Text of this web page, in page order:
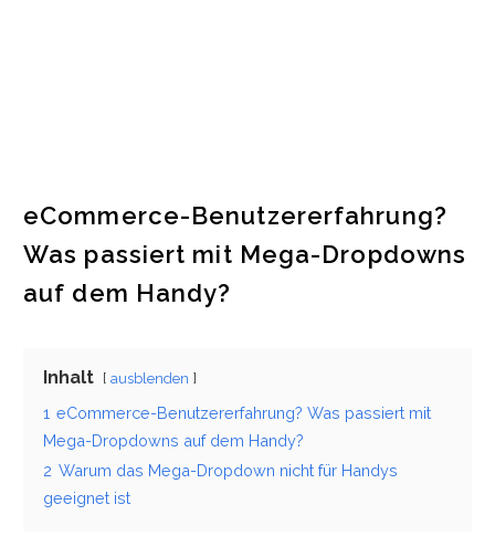
eCommerce-Benutzererfahrung?
Was passiert mit Mega-Dropdowns
auf dem Handy?
Inhalt ausblenden
1 eCommerce-Benutzererfahrung? Was passiert mit
Mega-Dropdowns auf dem Handy?
2 Warum das Mega-Dropdown nicht für Handys
geeignet ist